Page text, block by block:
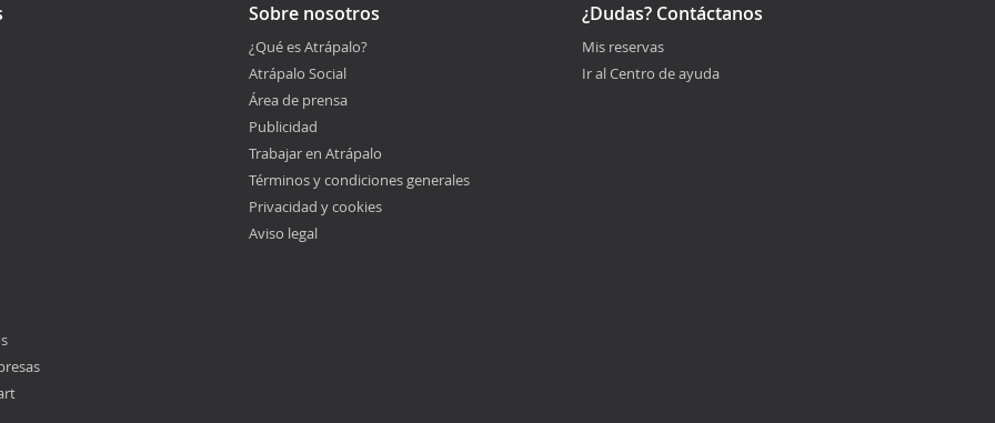
Sobre nosotros
¿Qué es Atrápalo?
Atrápalo Social
Área de prensa
Publicidad
Trabajar en Atrápalo
Términos y condiciones generales
Privacidad y cookies
Aviso legal
¿Dudas? Contáctanos
Mis reservas
Ir al Centro de ayuda